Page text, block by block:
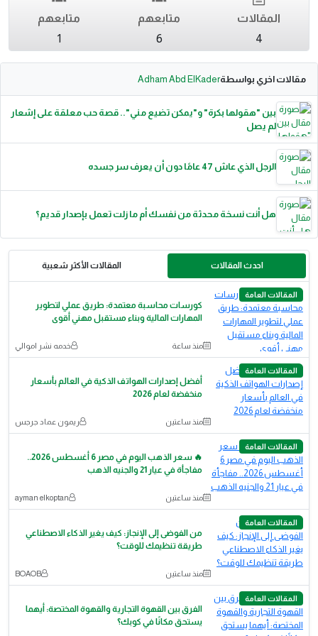
المقالات
4
متابعهم
6
متابعهم
1
مقالات اخري بواسطةAdham Abd ElKader
بين "هقولها بكرة" و"يمكن تضيع مني".. قصة حب معلقة على إشعار
لم يصل
الرجل الذي عاش 47 عامًا دون أن يعرف سر جسده
هل أنت نسخة محدثة من نفسك أم ما زلت تعمل بإصدار قديم؟
احدث المقالات المقالات الأكثر شعبية
المقالات العامة
كورسات محاسبة معتمدة: طريق عملي لتطوير
المهارات المالية وبناء مستقبل مهني أقوى
منذ ساعة خدمه نشر اموالي
المقالات العامة
أفضل إصدارات الهواتف الذكية في العالم بأسعار
منخفضة لعام 2026
منذ ساعتين ريمون عماد جرجس
المقالات العامة
🔥 سعر الذهب اليوم في مصر 6 أغسطس 2026..
مفاجأة في عيار 21 والجنيه الذهب
منذ ساعتين ayman elkoptan
المقالات العامة
من الفوضى إلى الإنجاز: كيف يغير الذكاء الاصطناعي
طريقة تنظيمك للوقت؟
منذ ساعتين BOAOB
المقالات العامة
الفرق بين القهوة التجارية والقهوة المختصة: أيهما
يستحق مكانًا في كوبك؟